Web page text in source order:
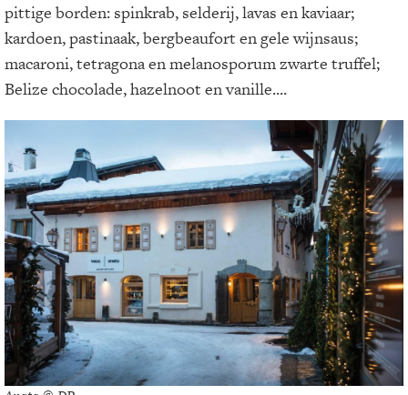
pittige borden: spinkrab, selderij, lavas en kaviaar;
kardoen, pastinaak, bergbeaufort en gele wijnsaus;
macaroni, tetragona en melanosporum zwarte truffel;
Belize chocolade, hazelnoot en vanille....